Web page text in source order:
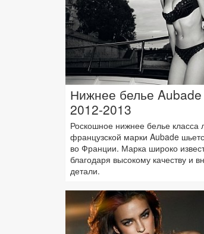
Нижнее белье
2012-2013
Роскошное нижнее белье класса
французской марки Aubade
во Франции. Марка широко
благодаря высокому качеству и
детали.